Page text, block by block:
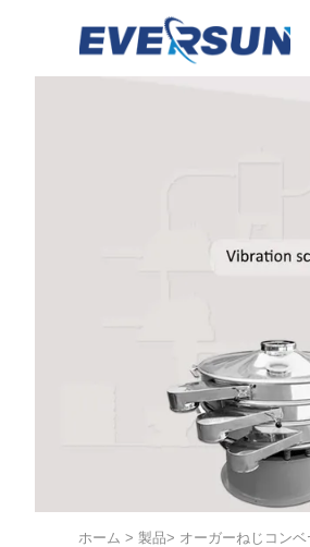
ホーム > 製品> オーガーねじコンベ